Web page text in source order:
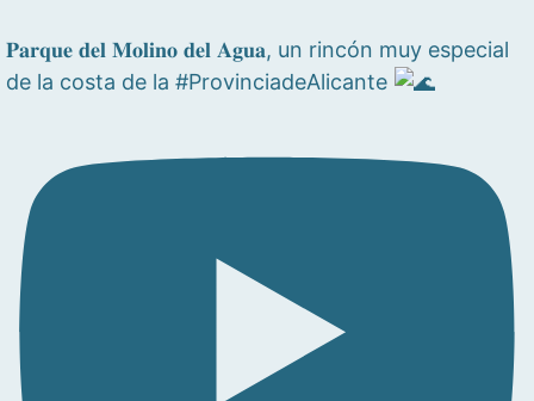
𝐏𝐚𝐫𝐪𝐮𝐞 𝐝𝐞𝐥 𝐌𝐨𝐥𝐢𝐧𝐨 𝐝𝐞𝐥 𝐀𝐠𝐮𝐚, un rincón muy especial
de la costa de la #ProvinciadeAlicante